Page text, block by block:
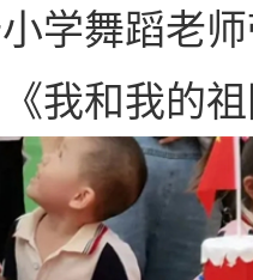
学舞蹈老
《我和我的